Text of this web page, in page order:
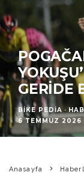
GERIDE
BIKE PEDIA ·
6 TEMMUZ 2026
Anasayfa